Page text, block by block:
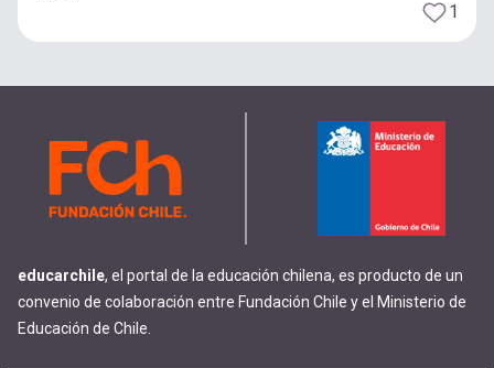
1
educarchile, el portal de la educación chilena, es producto de un
convenio de colaboración entre Fundación Chile y el Ministerio de
Educación de Chile.